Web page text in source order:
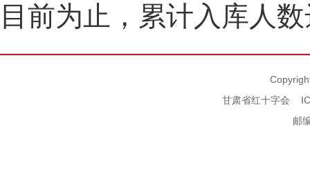
目前为止，累计入库人
甘肃省红十字会
邮